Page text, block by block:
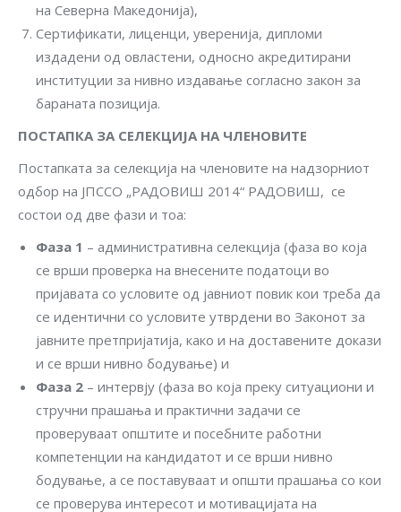
на Северна Македонија),
Сертификати, лиценци, уверенија, дипломи
издадени од овластени, односно акредитирани
институции за нивно издавање согласно закон за
бараната позиција.
ПОСТАПКА ЗА СЕЛЕКЦИЈА НА ЧЛЕНОВИТЕ
Постапката за селекција на членовите на надзорниот
одбор на ЈПССО „РАДОВИШ 2014“ РАДОВИШ, се
состои од две фази и тоа:
Фаза 1 – административна селекција (фаза во која
се врши проверка на внесените податоци во
пријавата со условите од јавниот повик кои треба да
се идентични со условите утврдени во Законот за
јавните претпријатија, како и на доставените докази
и се врши нивно бодување) и
Фаза 2 – интервју (фаза во која преку ситуациони и
стручни прашања и практични задачи се
проверуваат општите и посебните работни
компетенции на кандидатот и се врши нивно
бодување, а се поставуваат и општи прашања со кои
се проверува интересот и мотивацијата на